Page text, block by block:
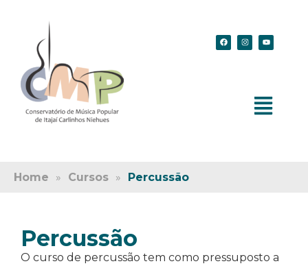
Home » Cursos » Percussão
Percussão
O curso de percussão tem como pressuposto a